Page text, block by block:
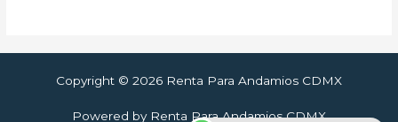
Copyright © 2026 Renta Para Andamios CDMX
Powered by Renta Para Andamios CDMX